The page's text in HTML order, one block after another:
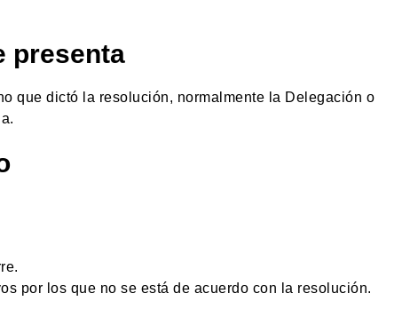
presenta
que dictó la resolución, normalmente la Delegación o
por los que no se está de acuerdo con la resolución.